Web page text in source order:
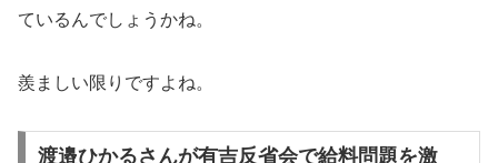
ているんでしょうかね。
羨ましい限りですよね。
渡邉ひかるさんが有吉反省会で給料問題を激